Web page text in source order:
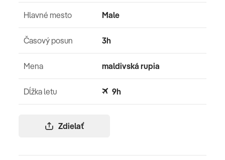
Zdielať
Hlavné mesto Male
Časový posun 3h
Mena maldivská rupia
Dĺžka letu 9h